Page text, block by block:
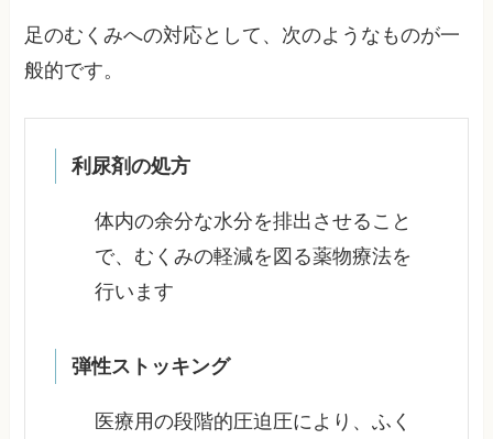
足のむくみへの対応として、次のようなものが一
般的です。
利尿剤の処方
体内の余分な水分を排出させること
で、むくみの軽減を図る薬物療法を
行います
弾性ストッキング
医療用の段階的圧迫圧により、ふく